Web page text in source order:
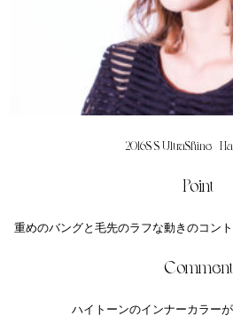
2016S/S UltraShine
Point
重めのバングと毛先のラフな動きのコン
Comment
ハイトーンのインナーカラー